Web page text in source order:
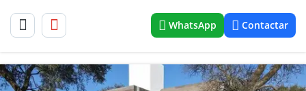
WhatsApp Contactar